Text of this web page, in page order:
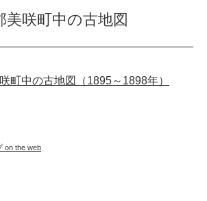
美咲町中の古地図
町中の古地図（1895～1898年）
on the web